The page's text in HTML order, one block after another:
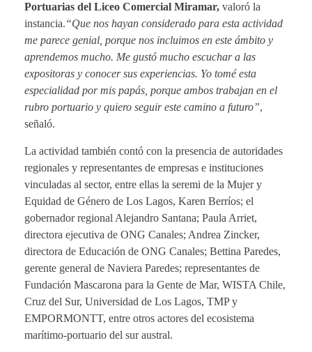
Portuarias del Liceo Comercial Miramar, valoró la
instancia.“Que nos hayan considerado para esta actividad
me parece genial, porque nos incluimos en este ámbito y
aprendemos mucho. Me gustó mucho escuchar a las
expositoras y conocer sus experiencias. Yo tomé esta
especialidad por mis papás, porque ambos trabajan en el
rubro portuario y quiero seguir este camino a futuro”,
señaló.
La actividad también contó con la presencia de autoridades
regionales y representantes de empresas e instituciones
vinculadas al sector, entre ellas la seremi de la Mujer y
Equidad de Género de Los Lagos, Karen Berríos; el
gobernador regional Alejandro Santana; Paula Arriet,
directora ejecutiva de ONG Canales; Andrea Zincker,
directora de Educación de ONG Canales; Bettina Paredes,
gerente general de Naviera Paredes; representantes de
Fundación Mascarona para la Gente de Mar, WISTA Chile,
Cruz del Sur, Universidad de Los Lagos, TMP y
EMPORMONTT, entre otros actores del ecosistema
marítimo-portuario del sur austral.